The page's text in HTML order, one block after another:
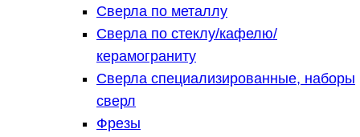
Сверла по металлу
Сверла по стеклу/кафелю/
керамограниту
Сверла специализированные, наборы
сверл
Фрезы